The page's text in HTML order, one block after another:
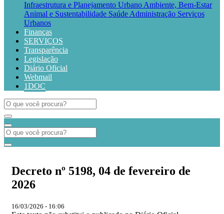
Infraestrutura e Planejamento Urbano Ambiente, Bem-Estar
Animal e Sustentabilidade Saúde Administração Serviços
Urbanos
Finanças
SERVIÇOS
Transparência
Legislação
Diário Oficial
Webmail
1DOC
​​​​​​​Decreto nº 5198, 04 de fevereiro de
2026
16/03/2026 - 16:06